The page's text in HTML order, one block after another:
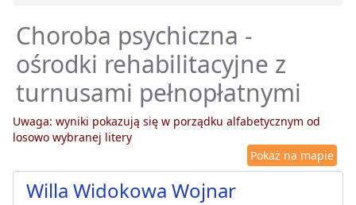
Choroba psychiczna -
ośrodki rehabilitacyjne z
turnusami pełnopłatnymi
Uwaga: wyniki pokazują się w porządku alfabetycznym od
losowo wybranej litery
Pokaż na mapie
Willa Widokowa Wojnar